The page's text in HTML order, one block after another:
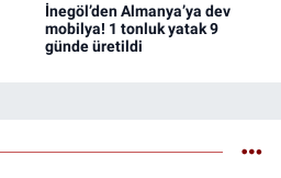
İnegöl’den Almanya’ya dev
mobilya! 1 tonluk yatak 9
günde üretildi